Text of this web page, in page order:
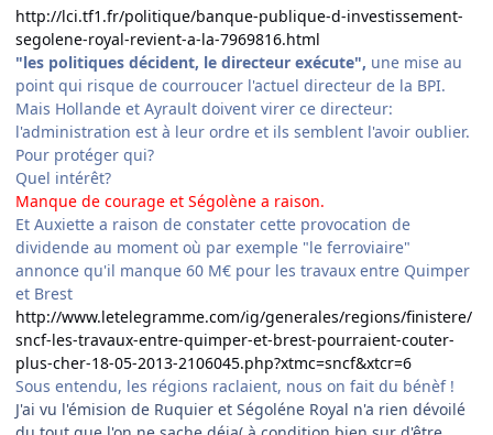
http://lci.tf1.fr/politique/banque-publique-d-investissement-
segolene-royal-revient-a-la-7969816.html
"les politiques décident, le directeur exécute", une mise au
point qui risque de courroucer l'actuel directeur de la BPI.
Mais Hollande et Ayrault doivent virer ce directeur:
l'administration est à leur ordre et ils semblent l'avoir oublier.
Pour protéger qui?
Quel intérêt?
Manque de courage et Ségolène a raison.
Et Auxiette a raison de constater cette provocation de
dividende au moment où par exemple "le ferroviaire"
annonce qu'il manque 60 M€ pour les travaux entre Quimper
et Brest
http://www.letelegramme.com/ig/generales/regions/finistere/
sncf-les-travaux-entre-quimper-et-brest-pourraient-couter-
plus-cher-18-05-2013-2106045.php?xtmc=sncf&xtcr=6
Sous entendu, les régions raclaient, nous on fait du bénèf !
J'ai vu l'émision de Ruquier et Ségoléne Royal n'a rien dévoilé